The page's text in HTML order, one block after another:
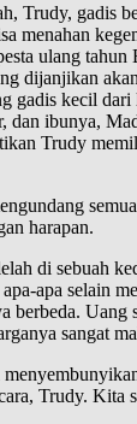
Trudy, gadis
menahan
ulang
dijanjikan
gadis kecil dari
dan ibunya,
Trudy
harapan.
di sebuah
apa selain
berbeda. Uang
sangat
Trudy. Kita